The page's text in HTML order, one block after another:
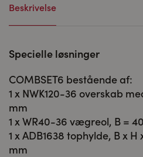
Beskrivelse
Specielle løsninger
COMBSET6 bestående af:
1 x NWK120-36 overskab
mm
1 x WR40-36 vægreol, B =
1 x ADB1638 tophylde, B x H
mm